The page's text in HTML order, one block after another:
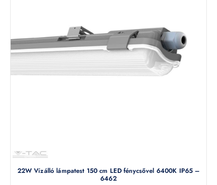
22W Vízálló lámpatest 150 cm LED fénycsővel 6400K IP65 –
6462